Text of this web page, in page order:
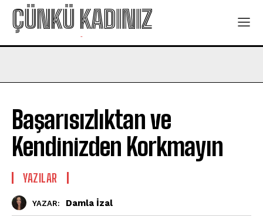
ÇÜNKÜ KADINIZ
-
Başarısızlıktan ve
Kendinizden Korkmayın
YAZILAR
YAZAR: Damla İzal